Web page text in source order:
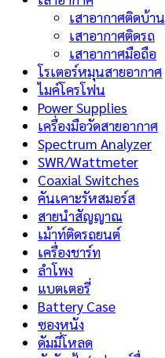
เสาอากาศติดบ้าน
เสาอากาศติดรถ
เสาอากาศมือถือ
โรเตอร์หมุนสายอากาศ
ไมค์โครโฟน
Power Supplies
เครื่องมือวัดสายอากาศ
Spectrum Analyzer
SWR/Wattmeter
Coaxial Switches
คันเคาะรัหสมอร์ส
สายนำสัญญาณ
เม้าท์ติดรถยนต์
เครื่องชาร์ท
ลำโพง
แบตเตอรี่
Battery Case
ซองหนัง
ดัมมี่โหลด